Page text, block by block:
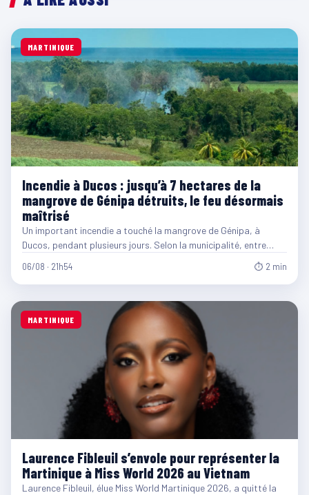
MARTINIQUE
Incendie à Ducos : jusqu’à 7 hectares de la
mangrove de Génipa détruits, le feu désormais
maîtrisé
Un important incendie a touché la mangrove de Génipa, à
Ducos, pendant plusieurs jours. Selon la municipalité, entre…
06/08 · 21h54 ⏱ 2 min
MARTINIQUE
Laurence Fibleuil s’envole pour représenter la
Martinique à Miss World 2026 au Vietnam
Laurence Fibleuil, élue Miss World Martinique 2026, a quitté la